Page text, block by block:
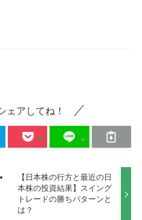
ェアしてね！
【日本株の行方と最近の日
本株の投資結果】スイング
トレードの勝ちパターンと
は？